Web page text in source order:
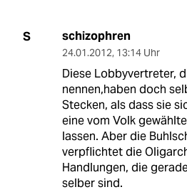
S schizophren
24.01.2012, 13:14 Uhr
Diese Lobbyvertreter,
nennen,haben doch
Stecken, als dass sie
eine vom Volk
lassen. Aber die
verpflichtet die
Handlungen, die
selber sind.